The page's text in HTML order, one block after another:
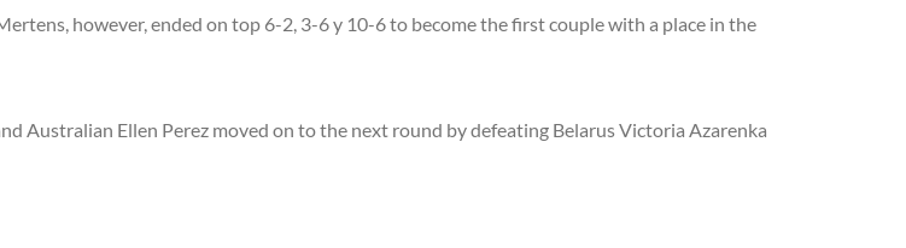
however, ended on top 6-2, 3-6 y 10-6 to become the first couple with a place in the
Australian Ellen Perez moved on to the next round by defeating Belarus Victoria Azarenka